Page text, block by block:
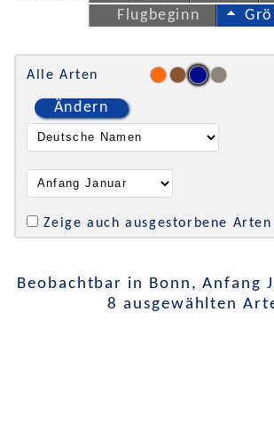
Flugbeginn
Alle Arten
Ändern
Zeige auch ausgestorbene Arten
Beobachtbar in Bonn, Anfang
8 ausgewählten